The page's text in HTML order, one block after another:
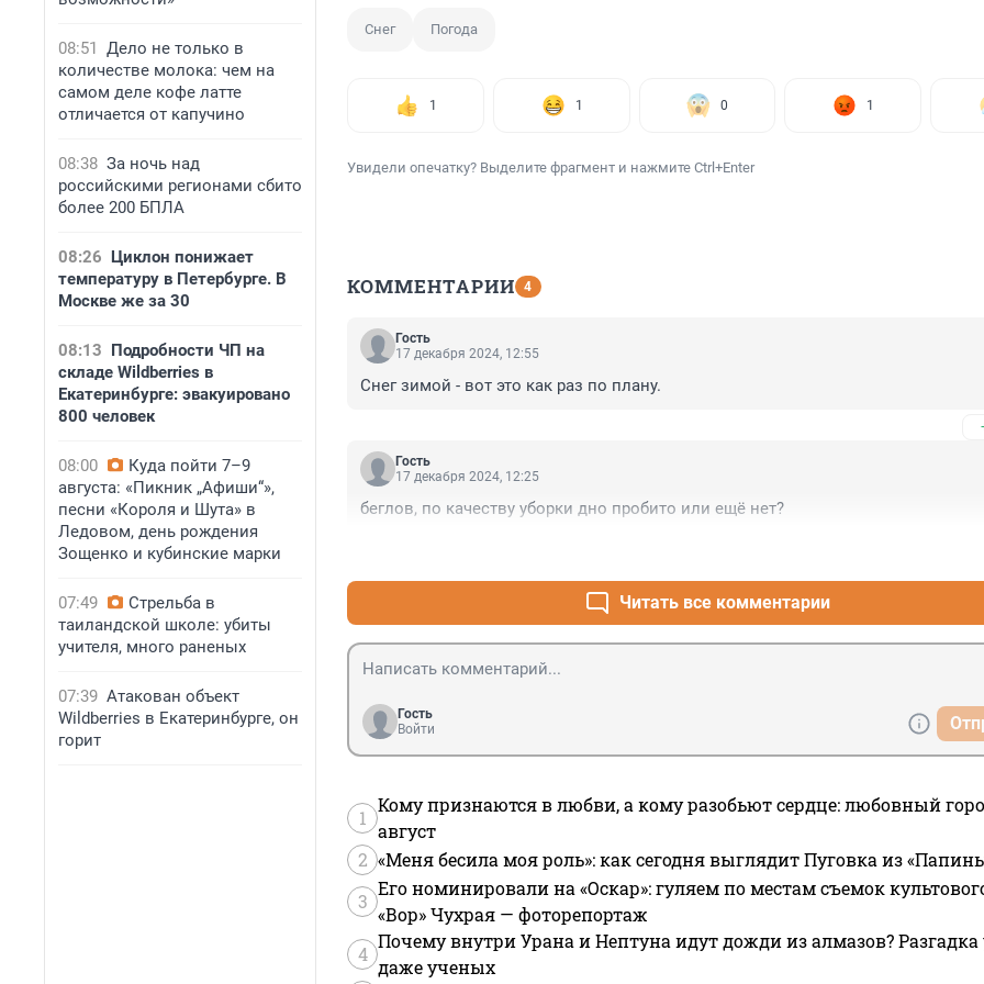
08:51 Дело не только в
количестве молока: чем на
самом деле кофе латте
отличается от капучино
08:38 За ночь над
российскими регионами сбито
более 200 БПЛА
08:26 Циклон понижает
температуру в Петербурге. В
Москве же за 30
08:13 Подробности ЧП на
складе Wildberries в
Екатеринбурге: эвакуировано
800 человек
08:00
Куда пойти 7–9
августа: «Пикник „Афиши“»,
песни «Короля и Шута» в
Ледовом, день рождения
Зощенко и кубинские марки
07:49
Стрельба в
таиландской школе: убиты
учителя, много раненых
07:39 Атакован объект
Wildberries в Екатеринбурге, он
горит
Снег Погода
1 1 0 1
Увидели опечатку? Выделите фрагмент и нажмите Ctrl+Enter
КОММЕНТАРИИ 4
Гость
17 декабря 2024, 12:55
Снег зимой - вот это как раз по плану.
Гость
17 декабря 2024, 12:25
беглов, по качеству уборки дно пробито или ещё нет?
Читать все комментарии
Гость
Войти
1
Кому признаются в любви, а кому разобьют сердце: любовный
август
2 «Меня бесила моя роль»: как сегодня выглядит Пуговка из
3
Его номинировали на «Оскар»: гуляем по местам съемок
«Вор» Чухрая — фоторепортаж
4
Почему внутри Урана и Нептуна идут дожди из алмазов?
даже ученых